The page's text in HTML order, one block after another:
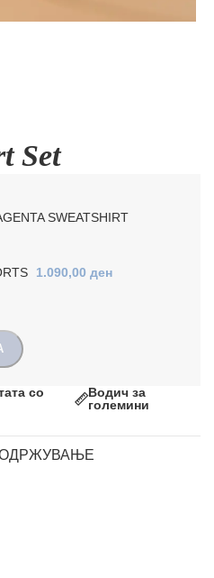
Set
SWEATSHIRT
1.090,00 ден
со
Водич за
големини